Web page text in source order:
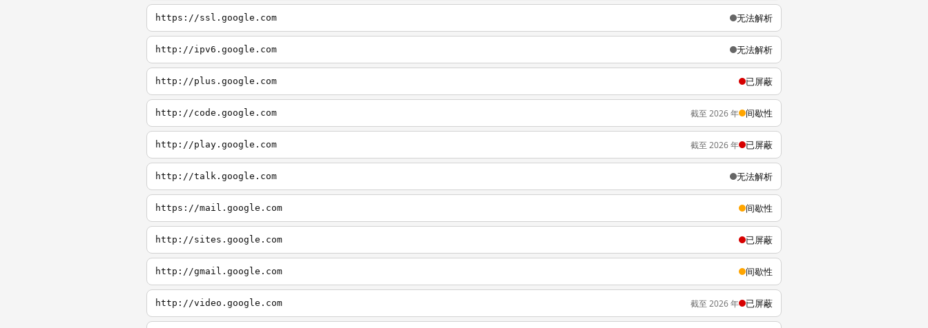
https://ssl.google.com 无法解析
http://ipv6.google.com 无法解析
http://plus.google.com 已屏蔽
http://code.google.com 截至 2026 年 间歇性
http://play.google.com 截至 2026 年 已屏蔽
http://talk.google.com 无法解析
https://mail.google.com 间歇性
http://sites.google.com 已屏蔽
http://gmail.google.com 间歇性
http://video.google.com 截至 2026 年 已屏蔽